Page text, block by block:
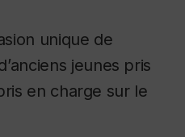
unique de
jeunes pris
en charge sur le